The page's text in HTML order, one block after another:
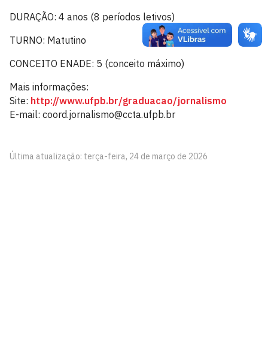
DURAÇÃO: 4 anos (8 períodos letivos)
TURNO: Matutino
CONCEITO ENADE: 5 (conceito máximo)
Mais informações:
Site: http://www.ufpb.br/graduacao/jornalismo
E-mail: coord.jornalismo@ccta.ufpb.br
Última atualização: terça-feira, 24 de março de 2026